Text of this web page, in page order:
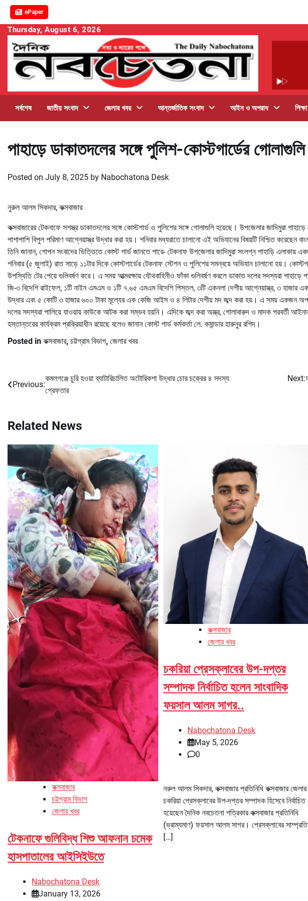
ePaper
Skip
content
Thursday, August 6, 2026
সর্বশেষ জাতীয় সংবাদ জেলার খবর আন্তর্জাতিক সংবাদ আইন ও অপরাধ
পাহাড়ে ডাকাতদলের সঙ্গে পুলিশ-কোস্টগার্ডের গোলাগুলি
Posted on July 8, 2025 by Nabochatona Desk
নুরুল আলম সিকদার, কক্সবাজার
কক্সবাজারের টেকনাফে সশস্ত্র ডাকাতদলের সঙ্গে কোস্টগার্ড ও পুলিশের সঙ্গে গোলাগুলি হয়েছে। উপজেলার জাদিমুরা
পাশাপাশি বিপুল পরিমাণ আগ্নেয়াস্ত্র উদ্ধার করা হয়। শনিবার মধ্যরাতে চালানো এই অভিযানের বিষয়টি নিশ্চিত করেছেন
তিনি জানান, গোপন সংবাদের ভিত্তিতে কোস্ট গার্ড জানতে পারে- টেকনাফ উপজেলার জাদিমুরা সংলগ্ন পাহাড়ি
শনিবার (৫ জুলাই) রাত সাড়ে ১১টার দিকে কোস্টগার্ডের টেকনাফ স্টেশন ও পুলিশের সমন্বয়ে অভিযান চালানো হয়।
উপস্থিতি টের পেয়ে গুলিবর্ষণ করে। এ সময় আত্মরক্ষায় যৌথবাহিনীও ফাঁকা গুলিবর্ষণ করলে ডাকাত দলের সদস্যরা পাহাড়ে
জি-৩ বিদেশি রাইফেল, ১টি নাইন এমএম ও ১টি ৭.৬৫ এমএম বিদেশি পিস্তল, ৩টি একনলা দেশীয় আগ্নেয়াস্ত্র, ৩ হাজার
উদ্ধার এবং ৫ কোটি ৩ হাজার ৬০০ টাকা মূল্যের এক কেজি আইস ও ৪ লিটার দেশীয় মদ জব্দ করা হয়। এ সময় একজন
দলের সদস্যরা পালিয়ে যাওয়ায় কাউকে আটক করা সম্ভব হয়নি। এদিকে জব্দ করা অস্ত্র, গোলাবারুদ ও মাদক পরবর্তী
হস্তান্তরের কার্যক্রম প্রক্রিয়াধীন রয়েছে বলেও জানান কোস্ট গার্ড কর্মকর্তা লে. কমান্ডার হারুনুর রশিদ।
Posted in কক্সবাজার, চট্টগ্রাম বিভাগ, জেলার খবর
Post
navigation
Previous:
কমলগঞ্জে চুরি হওয়া ব্যাটারিচালিত অটোরিকশা উদ্ধার চোর চক্রের ৪ সদস্য
গ্রেফতার
Next:
Related News
কক্সবাজার
চট্টগ্রাম বিভাগ
জেলার খবর
টেকনাফে গুলিবিদ্ধ শিশু আফনান চমেক
হাসপাতালের আইসিইউতে
Nabochatona Desk
January 13, 2026
কক্সবাজার
জেলার খবর
চকরিয়া প্রেসক্লাবের উপ-দপ্তর
সম্পাদক নির্বাচিত হলেন সাংবাদিক
ফয়সাল আলম সাগর..
Nabochatona Desk
May 5, 2026
0
নরুল আলম সিকদার, কক্সবাজার প্রতিনিধি কক্সবাজার জেলার
চকরিয়া প্রেসক্লাবের উপ-দপ্তর সম্পাদক হিসেবে নির্বাচিত
হয়েছেন দৈনিক নবচেতনা পত্রিকার কক্সবাজার প্রতিনিধি
(ভ্রাম্যমাণ) ফয়সাল আলম সাগর। প্রেসক্লাবের
[…]